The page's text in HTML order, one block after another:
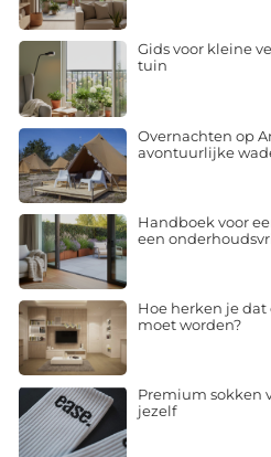
Gids voor kleine
tuin
Overnachten op
avontuurlijke
Handboek voor
een
Hoe herken je
moet worden?
Premium sokken
jezelf